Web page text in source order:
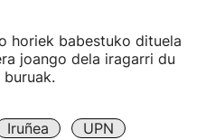
horiek babestuko dituela
joango dela iragarri du
Iruñea
UPN